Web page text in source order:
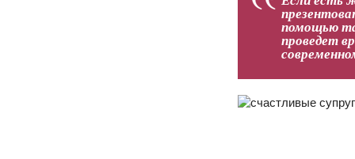
помощью
проведет